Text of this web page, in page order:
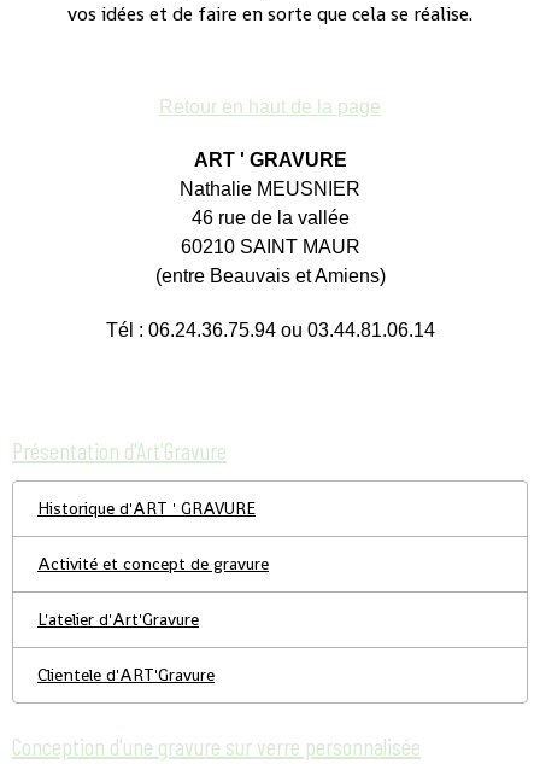
vos idées et de faire en sorte que cela se réalise.
Retour en haut de la page
ART ' GRAVURE
Nathalie MEUSNIER
46 rue de la vallée
60210 SAINT MAUR
(entre Beauvais et Amiens)
Tél : 06.24.36.75.94 ou 03.44.81.06.14
Présentation d'Art'Gravure
Historique d'ART ' GRAVURE
Activité et concept de gravure
L'atelier d'Art'Gravure
Clientele d'ART'Gravure
Conception d'une gravure sur verre personnalisée